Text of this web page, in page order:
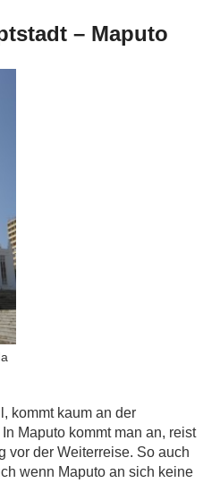
– Maputo
kommt kaum an der
Maputo kommt man an, reist
vor der Weiterreise. So auch
wenn Maputo an sich keine